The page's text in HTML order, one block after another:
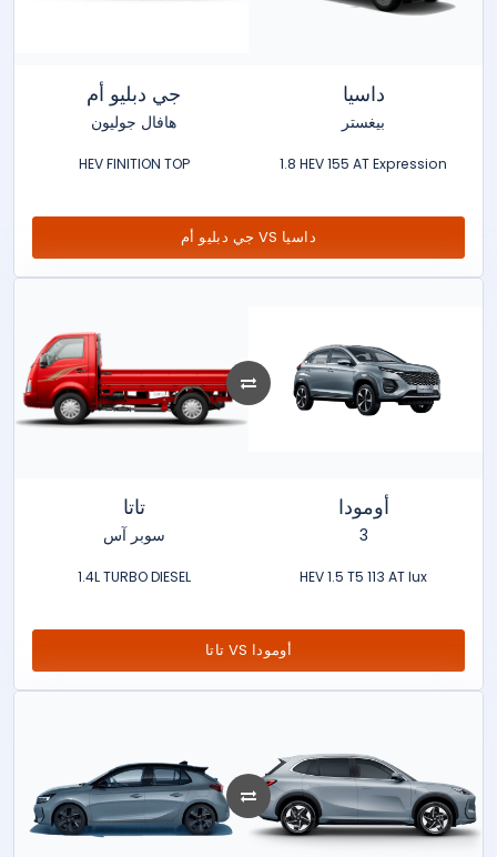
جي دبليو أم
هافال جوليون
HEV FINITION TOP
داسيا
بيغستر
1.8 HEV 155 AT Expression
جي دبليو أم VS داسيا
تاتا
سوبر آس
1.4L TURBO DIESEL
أومودا
3
HEV 1.5 T5 113 AT lux
تاتا VS أومودا